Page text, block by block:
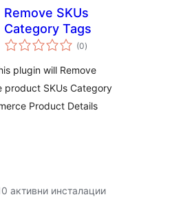
Remove SKUs
Category Tags
(0общо
оценки
)
plugin will Remove
product SKUs Category
Product Details
активни инсталации